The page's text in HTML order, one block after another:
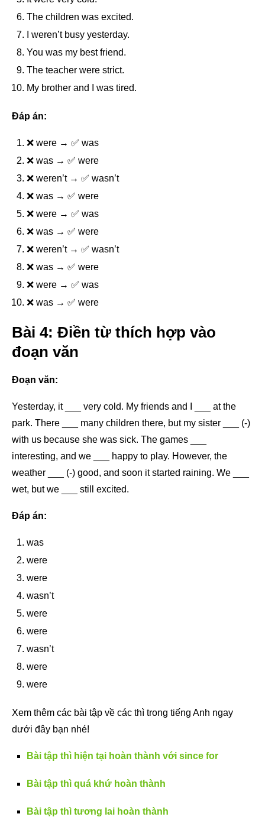
The children was excited.
I weren’t busy yesterday.
You was my best friend.
The teacher were strict.
My brother and I was tired.
Đáp án:
❌ were → ✅ was
❌ was → ✅ were
❌ weren’t → ✅ wasn’t
❌ was → ✅ were
❌ were → ✅ was
❌ was → ✅ were
❌ weren’t → ✅ wasn’t
❌ was → ✅ were
❌ were → ✅ was
❌ was → ✅ were
Bài 4: Điền từ thích hợp vào
đoạn văn
Đoạn văn:
Yesterday, it ___ very cold. My friends and I ___ at the
park. There ___ many children there, but my sister ___ (-)
with us because she was sick. The games ___
interesting, and we ___ happy to play. However, the
weather ___ (-) good, and soon it started raining. We ___
wet, but we ___ still excited.
Đáp án:
was
were
were
wasn’t
were
were
wasn’t
were
were
Xem thêm các bài tập về các thì trong tiếng Anh ngay
dưới đây bạn nhé!
Bài tập thì hiện tại hoàn thành với since for
Bài tập thì quá khứ hoàn thành
Bài tập thì tương lai hoàn thành